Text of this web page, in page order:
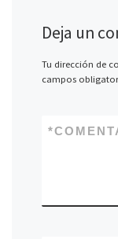
Deja un
Tu dirección de
campos
*